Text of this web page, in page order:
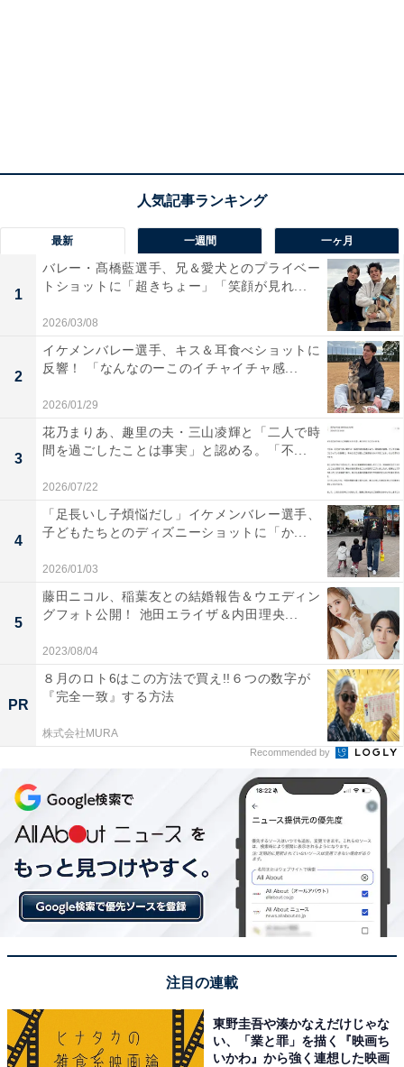
最新 一週間 一ヶ月
1
バレー・髙橋藍選手、兄＆愛犬とのプライベー
トショットに「超きちょー」「笑顔が見れ...
2026/03/08
2
イケメンバレー選手、キス＆耳食べショットに
反響！ 「なんなのーこのイチャイチャ感...
2026/01/29
3
花乃まりあ、趣里の夫・三山凌輝と「二人で時
間を過ごしたことは事実」と認める。「不...
2026/07/22
4
「足長いし子煩悩だし」イケメンバレー選手、
子どもたちとのディズニーショットに「か...
2026/01/03
5
藤田ニコル、稲葉友との結婚報告＆ウエディン
グフォト公開！ 池田エライザ＆内田理央...
2023/08/04
PR
８月のロト6はこの方法で買え!!６つの数字が
『完全一致』する方法
株式会社MURA
Recommended by
注目の連載
東野圭吾や湊かなえだけじゃな
い、「業と罪」を描く『映画ち
いかわ』から強く連想した映画